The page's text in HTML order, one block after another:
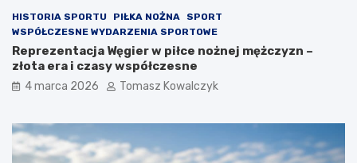
HISTORIA SPORTU PIŁKA NOŻNA
SPORT
WSPÓŁCZESNE WYDARZENIA SPORTOWE
Reprezentacja Węgier w piłce nożnej mężczyzn –
złota era i czasy współczesne
4 marca 2026 Tomasz Kowalczyk